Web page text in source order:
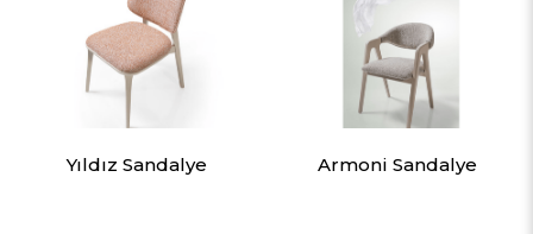
Yıldız Sandalye Armoni Sandalye